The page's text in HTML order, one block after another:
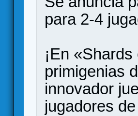
para 2-4
¡En
primigenias
innovador
jugadores